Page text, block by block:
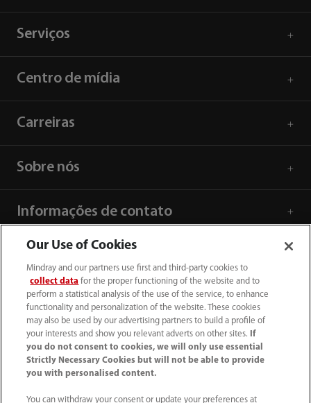
Serviços
Centro de mídia
Carreiras
Sobre nós
Informações de contato
SAC: 0800 0202 841
Our Use of Cookies
Mindray and our partners use first and third-party cookies to
collect data for the proper functioning of the website and to
perform a statistical analysis of the use of the service, to enhance
functionality and personalization of the website. These cookies
may also be used by our advertising partners to build a profile of
your interests and show you relevant adverts on other sites.
If
you do not consent to cookies, we will only use essential
Strictly Necessary Cookies but will not be able to provide
you with personalised content.
You can withdraw your consent or update your preferences at